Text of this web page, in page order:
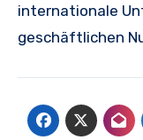
internationale
geschäftlichen